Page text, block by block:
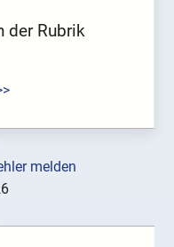
der Rubrik
melden